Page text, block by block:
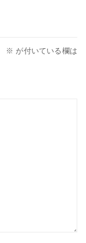
※ が付いている欄は